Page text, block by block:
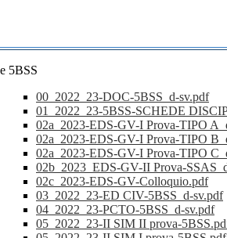
5BSS
00_2022_23-DOC-5BSS_d-sv.pdf
01_2022_23-5BSS-SCHEDE
02a_2023-EDS-GV-I Prova-TIPO
02a_2023-EDS-GV-I Prova-TIPO
02a_2023-EDS-GV-I Prova-TIPO
02b_2023_EDS-GV-II Prova-
02c_2023-EDS-GV-Colloquio.pdf
03_2022_23-ED CIV-5BSS_d-sv.pdf
04_2022_23-PCTO-5BSS_d-sv.pdf
05_2022_23-II SIM II prova-